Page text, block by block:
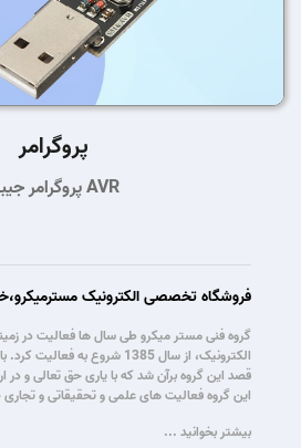
پروگرامر
پروگرامر جیبی AVR
فروشگاه تخصصی الکترونیک
گروه فنی مستر میکرو طی سال ها فعالیت در
الکترونیک، از سال 1385 شروع به
قصد این گروه برآن شد که با یاری حق تعالی و
این گروه فعالیت های علمی و تحقیقاتی و تجاری
بیشتر بخوانید ...